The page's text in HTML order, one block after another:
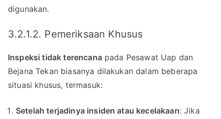
digunakan.
3.2.1.2. Pemeriksaan Khusus
Inspeksi tidak terencanapada Pesawat Uap dan
Bejana Tekan biasanya dilakukan dalam beberapa
situasi khusus, termasuk:
Setelah terjadinya insiden atau kecelakaan: Jika